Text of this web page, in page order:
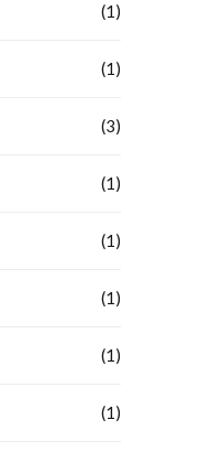
(1)
(1)
(3)
(1)
(1)
(1)
(1)
(1)